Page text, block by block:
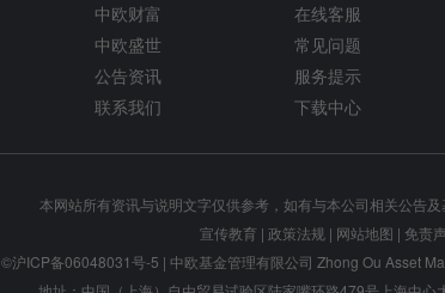
中欧财富
中欧盛世
公告资讯
联系我们
在线客服
常见问题
服务提示
下载中心
本网站所有资讯与说明文字仅供参考，如有与本公司相关公告
宣传教育 | 政策法规| 网站地图 | 免责
©沪ICP备06048031号-5 | 中欧基金管理有限公司 Zhong Ou Asset